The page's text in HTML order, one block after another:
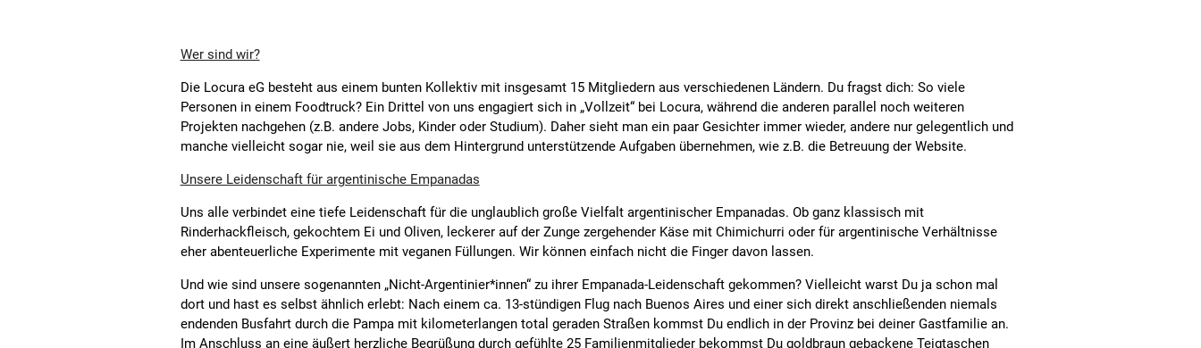
Wer sind wir?
Die Locura eG besteht aus einem bunten Kollektiv mit insgesamt 15 Mitgliedern aus verschiedenen Ländern. Du fragst dich: So viele
Personen in einem Foodtruck? Ein Drittel von uns engagiert sich in „Vollzeit“ bei Locura, während die anderen parallel noch weiteren
Projekten nachgehen (z.B. andere Jobs, Kinder oder Studium). Daher sieht man ein paar Gesichter immer wieder, andere nur gelegentlich und
manche vielleicht sogar nie, weil sie aus dem Hintergrund unterstützende Aufgaben übernehmen, wie z.B. die Betreuung der Website.
Unsere Leidenschaft für argentinische Empanadas
Uns alle verbindet eine tiefe Leidenschaft für die unglaublich große Vielfalt argentinischer Empanadas. Ob ganz klassisch mit
Rinderhackfleisch, gekochtem Ei und Oliven, leckerer auf der Zunge zergehender Käse mit Chimichurri oder für argentinische Verhältnisse
eher abenteuerliche Experimente mit veganen Füllungen. Wir können einfach nicht die Finger davon lassen.
Und wie sind unsere sogenannten „Nicht-Argentinier*innen“ zu ihrer Empanada-Leidenschaft gekommen? Vielleicht warst Du ja schon mal
dort und hast es selbst ähnlich erlebt: Nach einem ca. 13-stündigen Flug nach Buenos Aires und einer sich direkt anschließenden niemals
endenden Busfahrt durch die Pampa mit kilometerlangen total geraden Straßen kommst Du endlich in der Provinz bei deiner Gastfamilie an.
Im Anschluss an eine äußert herzliche Begrüßung durch gefühlte 25 Familienmitglieder bekommst Du goldbraun gebackene Teigtaschen